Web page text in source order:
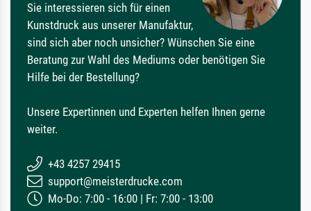
Sie interessieren sich für einen
Kunstdruck aus unserer Manufaktur,
sind sich aber noch unsicher? Wünschen Sie eine
Beratung zur Wahl des Mediums oder benötigen Sie
Hilfe bei der Bestellung?
Unsere Expertinnen und Experten helfen Ihnen gerne
weiter.
+43 4257 29415
support@meisterdrucke.com
Mo-Do: 7:00 - 16:00 | Fr: 7:00 - 13:00